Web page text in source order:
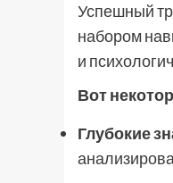
Успешный
набором
и
Вот
Глубокие